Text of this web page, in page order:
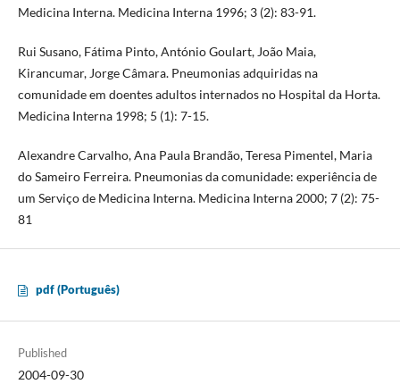
Medicina Interna. Medicina Interna 1996; 3 (2): 83-91.
Rui Susano, Fátima Pinto, António Goulart, João Maia,
Kirancumar, Jorge Câmara. Pneumonias adquiridas na
comunidade em doentes adultos internados no Hospital da Horta.
Medicina Interna 1998; 5 (1): 7-15.
Alexandre Carvalho, Ana Paula Brandão, Teresa Pimentel, Maria
do Sameiro Ferreira. Pneumonias da comunidade: experiência de
um Serviço de Medicina Interna. Medicina Interna 2000; 7 (2): 75-
81
pdf (Português)
Published
2004-09-30